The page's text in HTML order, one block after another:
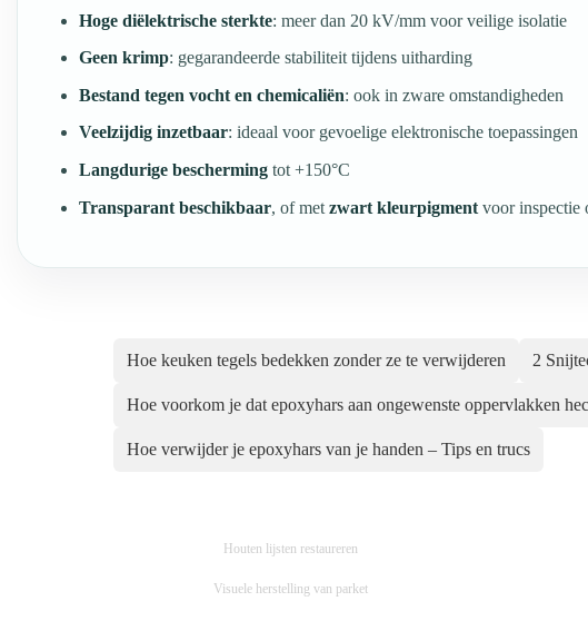
Hoge diëlektrische sterkte: meer dan 20 kV/mm voor veilige isolatie
Geen krimp: gegarandeerde stabiliteit tijdens uitharding
Bestand tegen vocht en chemicaliën: ook in zware omstandigheden
Veelzijdig inzetbaar: ideaal voor gevoelige elektronische toepassingen
Langdurige beschermingtot +150°C
Transparant beschikbaar, of met zwart kleurpigmentvoor inspectie
Hoe keuken tegels bedekken zonder ze te verwijderen 2
Hoe voorkom je dat epoxyhars aan ongewenste oppervlakken
Hoe verwijder je epoxyhars van je handen – Tips en trucs
Houten lijsten restaureren
Visuele herstelling van parket